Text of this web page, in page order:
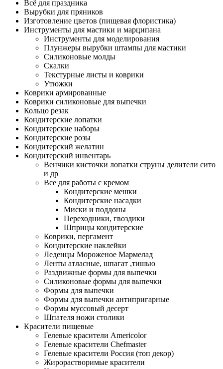
Всё для праздника
Вырубки для пряников
Изготовление цветов (пищевая флористика)
Инструменты для мастики и марципана
Инструменты для моделирования
Плунжеры вырубки штампы для мастики
Силиконовые молды
Скалки
Текстурные листы и коврики
Утюжки
Коврики армированные
Коврики силиконовые для выпечки
Кольцо резак
Кондитерские лопатки
Кондитерские наборы
Кондитерские розы
Кондитерский желатин
Кондитерский инвентарь
Венчики кисточки лопатки струны делители сито
и др
Все для работы с кремом
Кондитерские мешки
Кондитерские насадки
Миски и поддоны
Переходники, гвоздики
Шприцы кондитерские
Коврики, пергамент
Кондитерские наклейки
Леденцы Мороженое Мармелад
Ленты атласные, шпагат ,тишью
Раздвижные формы для выпечки
Силиконовые формы для выпечки
Формы для выпечки
Формы для выпечки антипригарные
Формы муссовый десерт
Шпателя ножи столики
Красители пищевые
Гелевые красители Americolor
Гелевые красители Chefmaster
Гелевые красители Россия (топ декор)
Жирорастворимые красители